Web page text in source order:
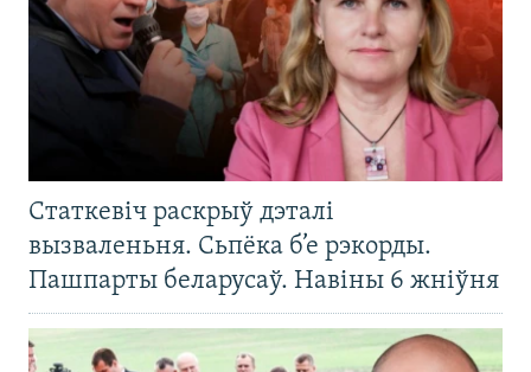
Статкевіч раскрыў дэталі
вызваленьня. Сьпёка б’е рэкорды.
Пашпарты беларусаў. Навіны 6 жніўня